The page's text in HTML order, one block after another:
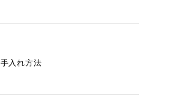
入れ方法